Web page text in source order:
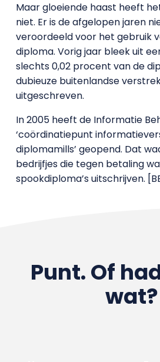
Maar gloeiende haast heeft
niet. Er is de afgelopen jaren
veroordeeld voor het gebruik
diploma. Vorig jaar bleek uit
slechts 0,02 procent van de
dubieuze buitenlandse
uitgeschreven.
In 2005 heeft de Informatie
‘coördinatiepunt
diplomamills’ geopend. Dat
bedrijfjes die tegen betaling
spookdiploma’s uitschrijven.
Punt. Of
wat?